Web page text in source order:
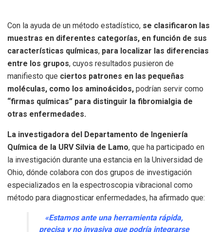
Con la ayuda de un método estadístico, se clasificaron las
muestras en diferentes categorías, en función de sus
características químicas, para localizar las diferencias
entre los grupos, cuyos resultados pusieron de
manifiesto que ciertos patrones en las pequeñas
moléculas, como los aminoácidos, podrían servir como
“firmas químicas” para distinguir la fibromialgia de
otras enfermedades.
La investigadora del Departamento de Ingeniería
Química de la URV Silvia de Lamo, que ha participado en
la investigación durante una estancia en la Universidad de
Ohio, dónde colabora con dos grupos de investigación
especializados en la espectroscopia vibracional como
método para diagnosticar enfermedades, ha afirmado que:
«Estamos ante una herramienta rápida,
precisa y no invasiva que podría integrarse